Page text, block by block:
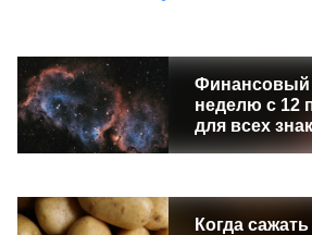
Финансовый
неделю с 12
для всех
Когда